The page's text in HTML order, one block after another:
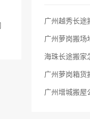
广州越秀长途
广州萝岗搬场
海珠长途搬家
广州萝岗箱货